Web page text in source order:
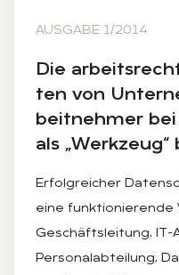
AUSGABE 1/2014
Die
ten von
beit­neh­mer
als
Erfolgreicher
eine funktionierende
Geschäftsleitung, IT-
Personalabteilung,